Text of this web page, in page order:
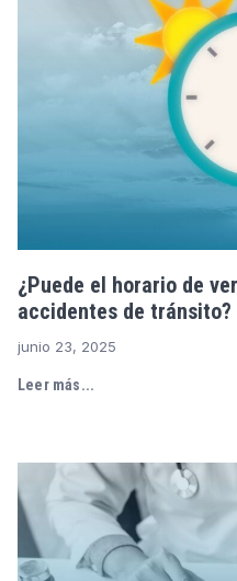
¿Puede el horario de
accidentes de tránsito?
junio 23, 2025
Leer más...